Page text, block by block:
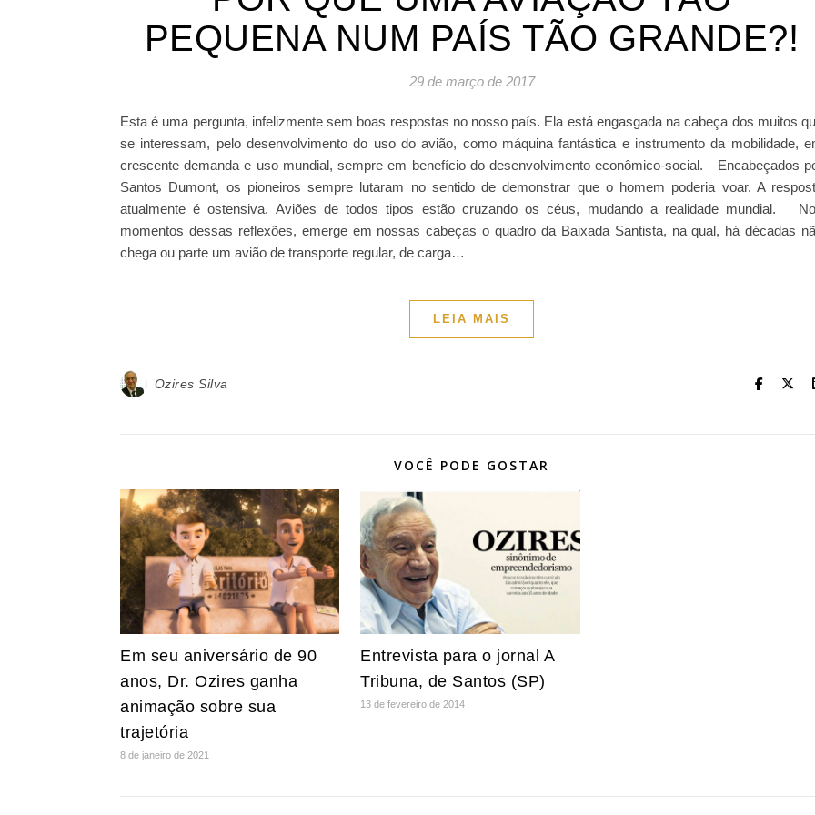
PEQUENA NUM PAÍS TÃO GRANDE?!
29 de março de 2017
Esta é uma pergunta, infelizmente sem boas respostas no nosso país. Ela está engasgada na cabeça dos muitos
se interessam, pelo desenvolvimento do uso do avião, como máquina fantástica e instrumento da mobilidade,
crescente demanda e uso mundial, sempre em benefício do desenvolvimento econômico-social. Encabeçados
Santos Dumont, os pioneiros sempre lutaram no sentido de demonstrar que o homem poderia voar. A
atualmente é ostensiva. Aviões de todos tipos estão cruzando os céus, mudando a realidade mundial.
momentos dessas reflexões, emerge em nossas cabeças o quadro da Baixada Santista, na qual, há décadas
chega ou parte um avião de transporte regular, de carga…
LEIA MAIS
Ozires Silva
VOCÊ PODE GOSTAR
Em seu aniversário de 90
anos, Dr. Ozires ganha
animação sobre sua
trajetória
8 de janeiro de 2021
Entrevista para o jornal A
Tribuna, de Santos (SP)
13 de fevereiro de 2014